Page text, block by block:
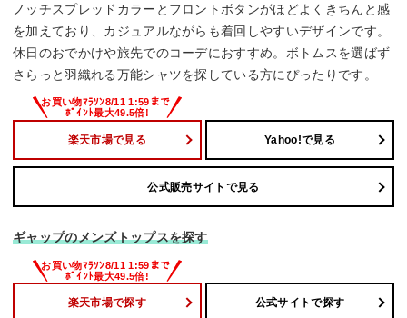
ノッチスプレッドカラーとフロントボタンがほどよくきちんと感
を加えており、カジュアルながらも着回しやすいデザインです。
休日のおでかけや旅先でのコーデにおすすめ。ボトムスを選ばず
さらっと羽織れる万能シャツを探している方にぴったりです。
楽天市場で見る Yahoo!で見る
公式販売サイトで見る
ギャップのメンズトップスを探す
楽天市場で探す 公式サイトで探す